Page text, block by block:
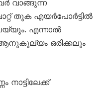
വാങ്ങുന്ന
തുക എയർപോർട്ടിൽ
എന്നാൽ
ഒരിക്കലും